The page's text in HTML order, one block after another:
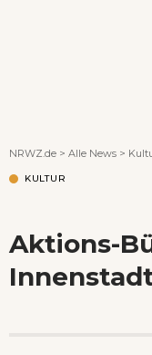
NRWZ.de > Alle News >
KULTUR
Aktions-